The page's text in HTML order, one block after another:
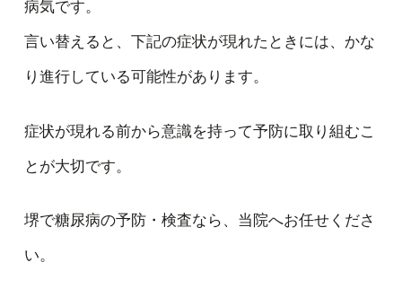
病気です。
言い替えると、下記の症状が現れたときには、かな
り進行している可能性があります。
症状が現れる前から意識を持って予防に取り組むこ
とが大切です。
堺で糖尿病の予防・検査なら、当院へお任せくださ
い。